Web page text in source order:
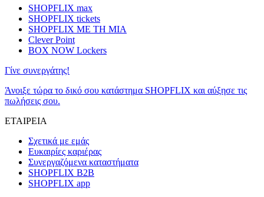
SHOPFLIX max
SHOPFLIX tickets
SHOPFLIX ΜΕ ΤΗ ΜΙΑ
Clever Point
BOX NOW Lockers
Γίνε συνεργάτης!
Άνοιξε τώρα το δικό σου κατάστημα SHOPFLIX και αύξησε τις
πωλήσεις σου.
ΕΤΑΙΡΕΙΑ
Σχετικά με εμάς
Ευκαιρίες καριέρας
Συνεργαζόμενα καταστήματα
SHOPFLIX B2B
SHOPFLIX app